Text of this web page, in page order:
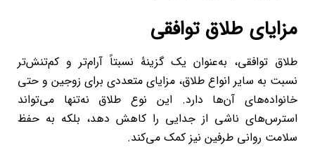
مزایای طلاق توافقی
طلاق توافقی، به‌عنوان یک گزینۀ نسبتاً آرام‌تر و کم‌تنش‌تر
نسبت به سایر انواع طلاق، مزایای متعددی برای زوجین و حتی
خانواده‌های آن‌ها دارد. این نوع طلاق نه‌تنها می‌تواند
استرس‌های ناشی از جدایی را کاهش دهد، بلکه به حفظ
سلامت روانی طرفین نیز کمک می‌کند.